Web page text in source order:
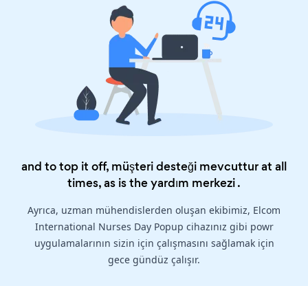
and to top it off, müşteri desteği mevcuttur at all
times, as is theyardım merkezi.
Ayrıca, uzman mühendislerden oluşan ekibimiz, Elcom
International Nurses Day Popup cihazınız gibi powr
uygulamalarının sizin için çalışmasını sağlamak için
gece gündüz çalışır.